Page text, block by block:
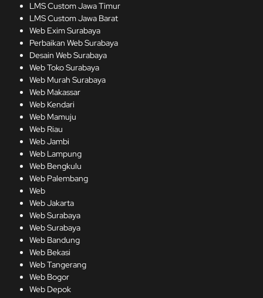
LMS Custom Jawa Timur
LMS Custom Jawa Barat
Web Exim Surabaya
Perbaikan Web Surabaya
Desain Web Surabaya
Web Toko Surabaya
Web Murah Surabaya
Web Makassar
Web Kendari
Web Mamuju
Web Riau
Web Jambi
Web Lampung
Web Bengkulu
Web Palembang
Web
Web Jakarta
Web Surabaya
Web Surabaya
Web Bandung
Web Bekasi
Web Tangerang
Web Bogor
Web Depok